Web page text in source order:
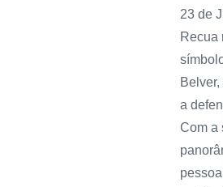
23 de
Recua
a
Com a